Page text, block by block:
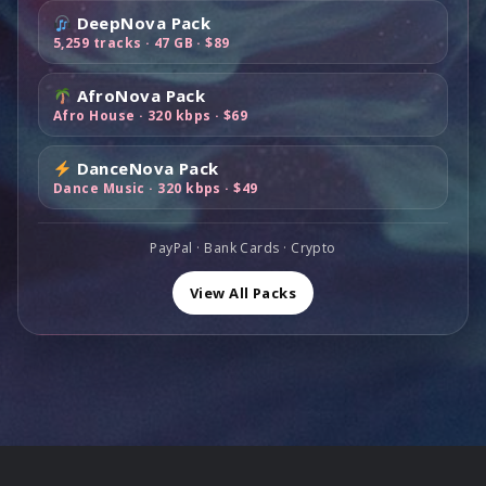
$
1
0
0
,
0
0
.
,
0
0
.
i
t
:
$
1
9
,
0
:
$
6
0
é
t
a
i
t
:
$
1
0
e
s
:
$
8
9
0
0
t
i
a
l
é
t
a
i
t
0
u
e
l
e
s
t
:
$
1
DeepNova Pack
5,259 tracks · 47 GB · $89
AfroNova Pack
Afro House · 320 kbps · $69
DanceNova Pack
Dance Music · 320 kbps · $49
PayPal · Bank Cards · Crypto
View All Packs